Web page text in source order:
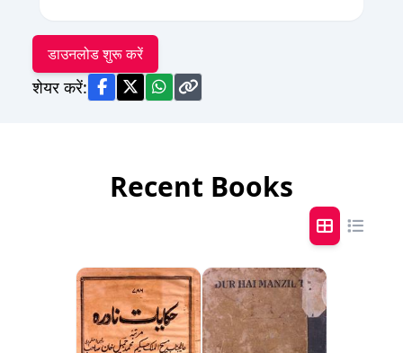
डाउनलोड शुरू करें
शेयर करें:
Recent Books